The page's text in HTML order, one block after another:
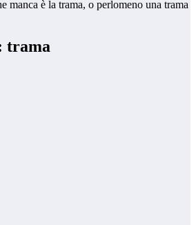
manca è la trama, o perlomeno una trama
trama